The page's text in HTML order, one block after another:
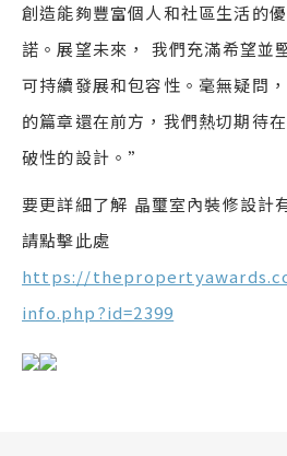
創造能夠豐富個人和社區生活的
諾。展望未來， 我們充滿希望並
可持續發展和包容性。毫無疑問
的篇章還在前方，我們熱切期待
破性的設計。”
要更詳細了解 晶璽室內裝修設計
請點擊此處
https://
info.php?id=2399